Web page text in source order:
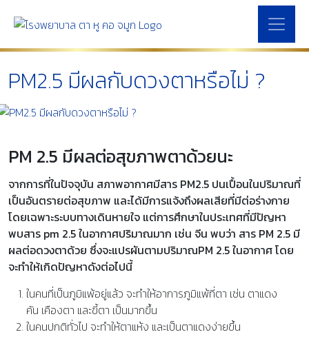
PM2.5 มีผลกับดวงตาหรือไม่ ?
PM 2.5 มีผลต่อสุขภาพตาด้วยนะ
จากการที่ในปัจจุบัน สภาพอากาศมีสาร PM2.5 ปนเปื้อนในปริมาณที่
เป็นอันตรายต่อสุขภาพ และได้มีการแจ้งถึงผลเสียที่มีต่อร่างกาย
โดยเฉพาะระบบทางเดินหายใจ แต่การศึกษาในประเทศที่มีปัญหา
พบสาร pm 2.5 ในอากาศปริมาณมาก เช่น จีน พบว่า สาร PM 2.5 มี
ผลต่อดวงตาด้วย ซึ่งจะแปรผันตามปริมาณPM 2.5 ในอากาศ โดย
จะทำให้เกิดปัญหาดังต่อไปนี้
ในคนที่เป็นภูมิแพ้อยู่แล้ว จะทำให้อาการภูมิแพ้ที่ตา เช่น ตาแดง
คัน เคืองตา และขี้ตา เป็นมากขึ้น
ในคนปกติทั่วไป จะทำให้ตาแห้ง และเป็นตาแดงง่ายขึ้น